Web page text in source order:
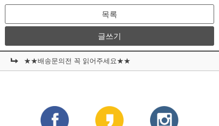
목록
글쓰기
★★배송문의전 꼭 읽어주세요★★